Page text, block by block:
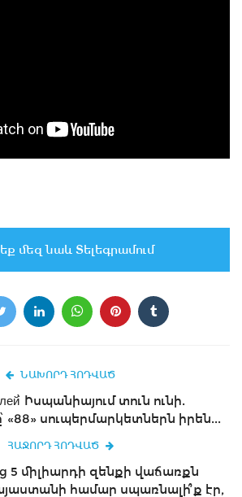
մեզ նաև Տելեգրամում
ՆԱԽՈՐԴ ՀՈԴՎԱԾ
Իսպանիայում տուն ունի.
«88» սուպերմարկետներն իրեն...
ՀԱՋՈՐԴ ՀՈԴՎԱԾ
5 միլիարդի զենքի վաճառքն
համար սպառնալի՞ք էր,